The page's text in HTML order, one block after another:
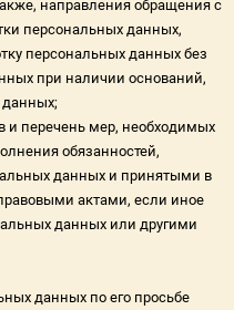
направления обращения с
персональных данных,
персональных данных без
при наличии оснований,
данных;
и перечень мер, необходимых
обязанностей,
данных и принятыми в
актами, если иное
данных или другими
данных по его просьбе